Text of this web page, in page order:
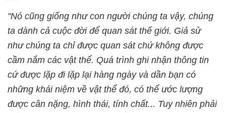
"Nó cũng giống như con người chúng ta vậy, chúng
ta dành cả cuộc đời để quan sát thế giới. Giả sử
như chúng ta chỉ được quan sát chứ không được
cầm nắm các vật thể. Quá trình ghi nhận thông tin
cứ được lặp đi lặp lại hàng ngày và dần bạn có
những khái niệm về vật thể đó, có thể ước lượng
được cân nặng, hình thái, tính chất... Tuy nhiên phải